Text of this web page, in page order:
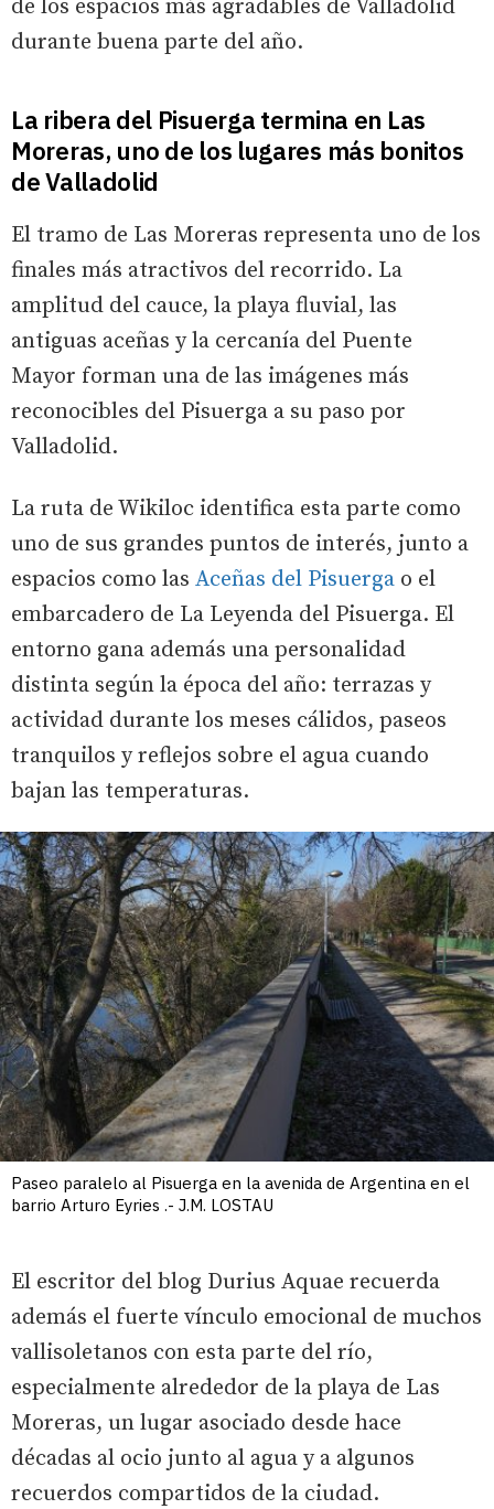
de los espacios más agradables de Valladolid
durante buena parte del año.
La ribera del Pisuerga termina en Las
Moreras, uno de los lugares más bonitos
de Valladolid
El tramo de Las Moreras representa uno de los
finales más atractivos del recorrido. La
amplitud del cauce, la playa fluvial, las
antiguas aceñas y la cercanía del Puente
Mayor forman una de las imágenes más
reconocibles del Pisuerga a su paso por
Valladolid.
La ruta de Wikiloc identifica esta parte como
uno de sus grandes puntos de interés, junto a
espacios como las Aceñas del Pisuerga o el
embarcadero de La Leyenda del Pisuerga. El
entorno gana además una personalidad
distinta según la época del año: terrazas y
actividad durante los meses cálidos, paseos
tranquilos y reflejos sobre el agua cuando
bajan las temperaturas.
Paseo paralelo al Pisuerga en la avenida de Argentina en el
barrio Arturo Eyries .- J.M. LOSTAU
El escritor del blog Durius Aquae recuerda
además el fuerte vínculo emocional de muchos
vallisoletanos con esta parte del río,
especialmente alrededor de la playa de Las
Moreras, un lugar asociado desde hace
décadas al ocio junto al agua y a algunos
recuerdos compartidos de la ciudad.